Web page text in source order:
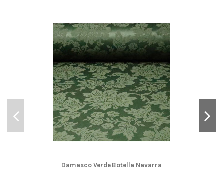
Damasco Verde Botella Navarra